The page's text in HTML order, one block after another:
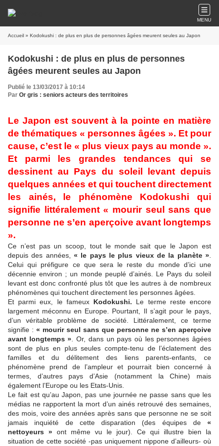
MENU
Accueil » Kodokushi : de plus en plus de personnes âgées meurent seules au Japon
Kodokushi : de plus en plus de personnes
âgées meurent seules au Japon
Publié le 13/03/2017 à 10:14
Par Or gris : seniors acteurs des territoires
Le Japon est souvent à la pointe en matière
de thématiques « personnes âgées ». Et pour
cause, c’est le « plus vieux pays au monde ».
Et parmi les grandes tendances qui se
dessinent au Pays du soleil levant depuis
quelques années et qui touchent directement
les ainés, le phénomène Kodokushi qui
signifie littéralement « mourir seul sans que
personne ne s’en aperçoive avant longtemps
».
Ce n’est pas un scoop, tout le monde sait que le Japon est
depuis des années, « le pays le plus vieux de la planète »
Celui qui préfigure ce que sera le reste du monde d’ici une
décennie environ ; un monde peuplé d’ainés. Le Pays du soleil
levant est donc confronté plus tôt que les autres à de nombreux
phénomènes qui touchent directement les personnes âgées.
Et parmi eux, le fameux Kodokushi. Le terme reste encore
largement méconnu en Europe. Pourtant, Il s’agit pour le pays,
d’un véritable problème de société. Littéralement, ce terme
signifie : « mourir seul sans que personne ne s’en aperçoive
avant longtemps » . Or, dans un pays où les personnes âgées
sont de plus en plus seules compte-tenu de l’éclatement des
familles et du délitement des liens parents-enfants, ce
phénomène prend de l’ampleur et pourrait bien concerné à
termes, d’autres pays d’Asie (notamment la Chine) mais
également l’Europe ou les Etats-Unis.
Le fait est qu’au Japon, pas une journée ne passe sans que les
médias ne rapportent la mort d’un ainés retrouvé des semaines,
des mois, voire des années après sans que personne ne se soit
jamais inquiété de cette disparation (des équipes de «
nettoyeurs » ont même vu le jour). Ce qui illustre bien la
situation de cette société -pas uniquement nippone d’ailleurs- où